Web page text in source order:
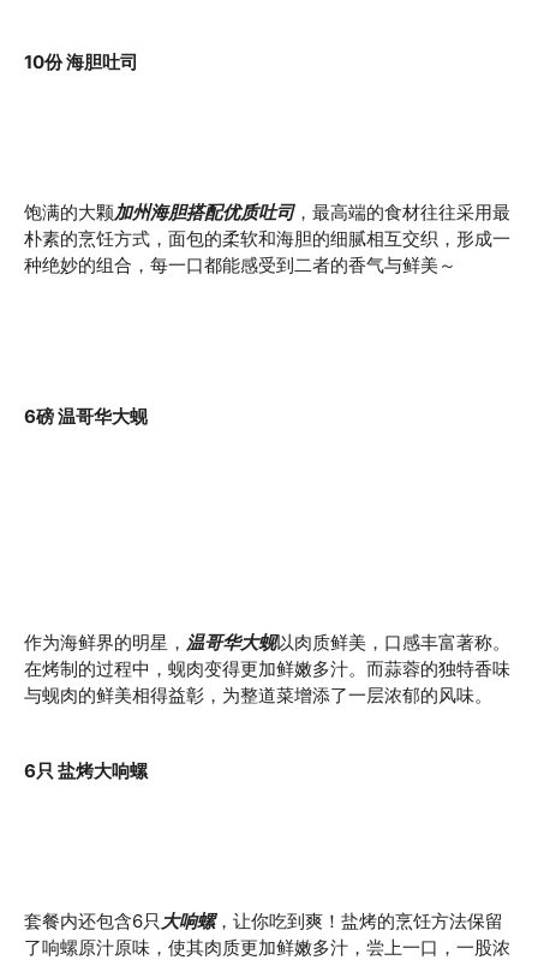
10份 海胆吐司
饱满的大颗加州海胆搭配优质吐司，最高端的食材往往采用最
朴素的烹饪方式，面包的柔软和海胆的细腻相互交织，形成一
种绝妙的组合，每一口都能感受到二者的香气与鲜美～
6磅 温哥华大蚬
作为海鲜界的明星， 温哥华大蚬以肉质鲜美，口感丰富著称。
在烤制的过程中，蚬肉变得更加鲜嫩多汁。而蒜蓉的独特香味
与蚬肉的鲜美相得益彰，为整道菜增添了一层浓郁的风味。
6只 盐烤大响螺
套餐内还包含6只 大响螺，让你吃到爽！盐烤的烹饪方法保留
了响螺原汁原味，使其肉质更加鲜嫩多汁，尝上一口，一股浓